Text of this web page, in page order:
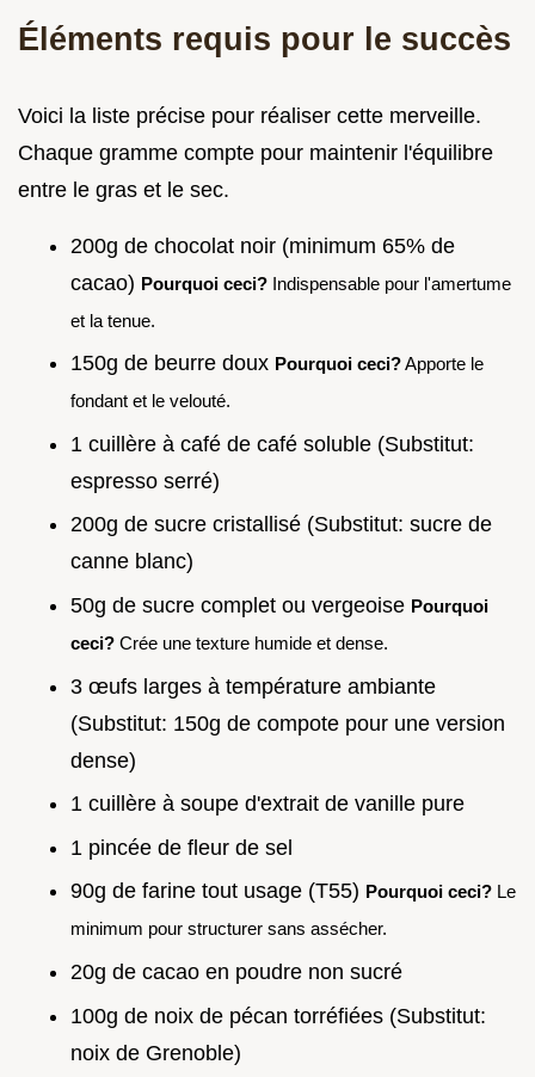
Éléments requis pour le succès
Voici la liste précise pour réaliser cette merveille.
Chaque gramme compte pour maintenir l'équilibre
entre le gras et le sec.
200g de chocolat noir (minimum 65% de
cacao) Pourquoi ceci? Indispensable pour l'amertume
et la tenue.
150g de beurre doux Pourquoi ceci?Apporte le
fondant et le velouté.
1 cuillère à café de café soluble (Substitut:
espresso serré)
200g de sucre cristallisé (Substitut: sucre de
canne blanc)
50g de sucre complet ou vergeoise Pourquoi
ceci? Crée une texture humide et dense.
3 œufs larges à température ambiante
(Substitut: 150g de compote pour une version
dense)
1 cuillère à soupe d'extrait de vanille pure
1 pincée de fleur de sel
90g de farine tout usage (T55) Pourquoi ceci? Le
minimum pour structurer sans assécher.
20g de cacao en poudre non sucré
100g de noix de pécan torréfiées (Substitut:
noix de Grenoble)